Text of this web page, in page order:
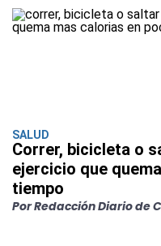
SALUD
Correr, bicicleta o
ejercicio que
tiempo
Por Redacción Diario de